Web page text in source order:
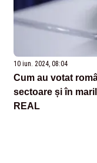
10 iun. 2024, 08:04
Cum au votat
sectoare și în
REAL